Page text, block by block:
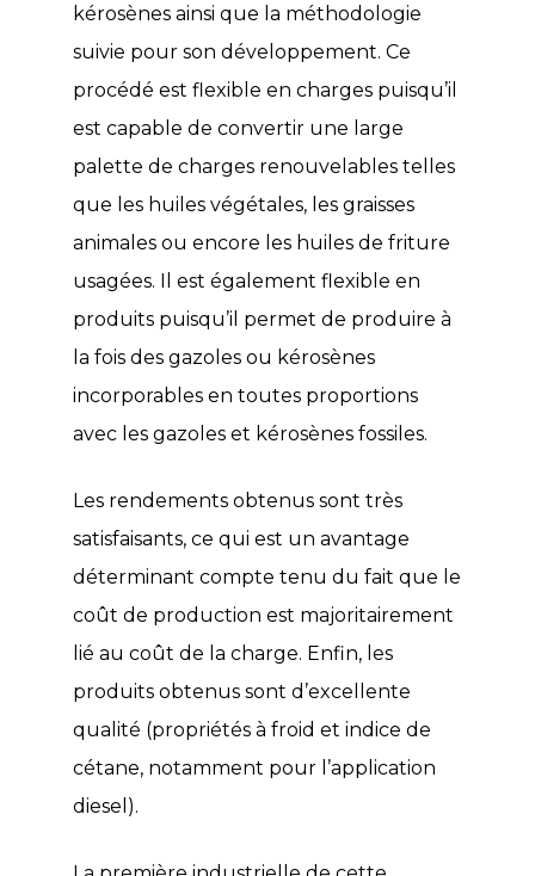
kérosènes ainsi que la méthodologie
suivie pour son développement. Ce
procédé est flexible en charges puisqu’il
est capable de convertir une large
palette de charges renouvelables telles
que les huiles végétales, les graisses
animales ou encore les huiles de friture
usagées. Il est également flexible en
produits puisqu’il permet de produire à
la fois des gazoles ou kérosènes
incorporables en toutes proportions
avec les gazoles et kérosènes fossiles.
Les rendements obtenus sont très
satisfaisants, ce qui est un avantage
déterminant compte tenu du fait que le
coût de production est majoritairement
lié au coût de la charge. Enfin, les
produits obtenus sont d’excellente
qualité (propriétés à froid et indice de
cétane, notamment pour l’application
diesel).